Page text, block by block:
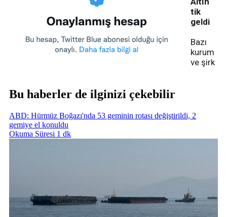
tik
geldi
Bazı
kurum
ve şirk
Bu haberler de ilginizi çekebilir
ABD: Hürmüz Boğazı'nda 53 geminin rotası değiştirildi, 2
gemiye el konuldu
Okuma Süresi 1 dk